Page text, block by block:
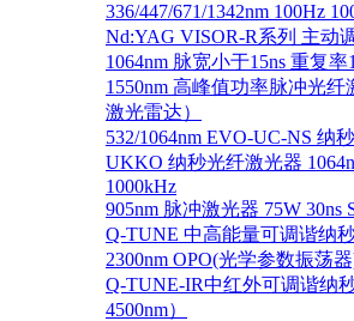
336/447/671/1342nm 100Hz
Nd:YAG VISOR-R系列 主动
1064nm 脉宽小于15ns 重复率
1550nm 高峰值功率脉冲光纤
激光雷达）
532/1064nm EVO-UC-NS 纳
UKKO 纳秒光纤激光器
1000kHz
905nm 脉冲激光器 75W 30ns
Q-TUNE 中高能量可调谐纳
2300nm OPO(光学参数振荡
Q-TUNE-IR中红外可调谐纳
4500nm）